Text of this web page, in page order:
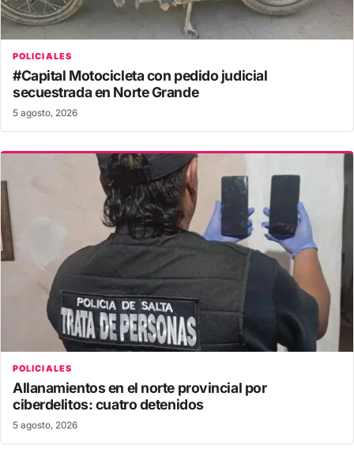
POLICIALES
#Capital Motocicleta con pedido judicial
secuestrada en Norte Grande
5 agosto, 2026
POLICIALES
Allanamientos en el norte provincial por
ciberdelitos: cuatro detenidos
5 agosto, 2026